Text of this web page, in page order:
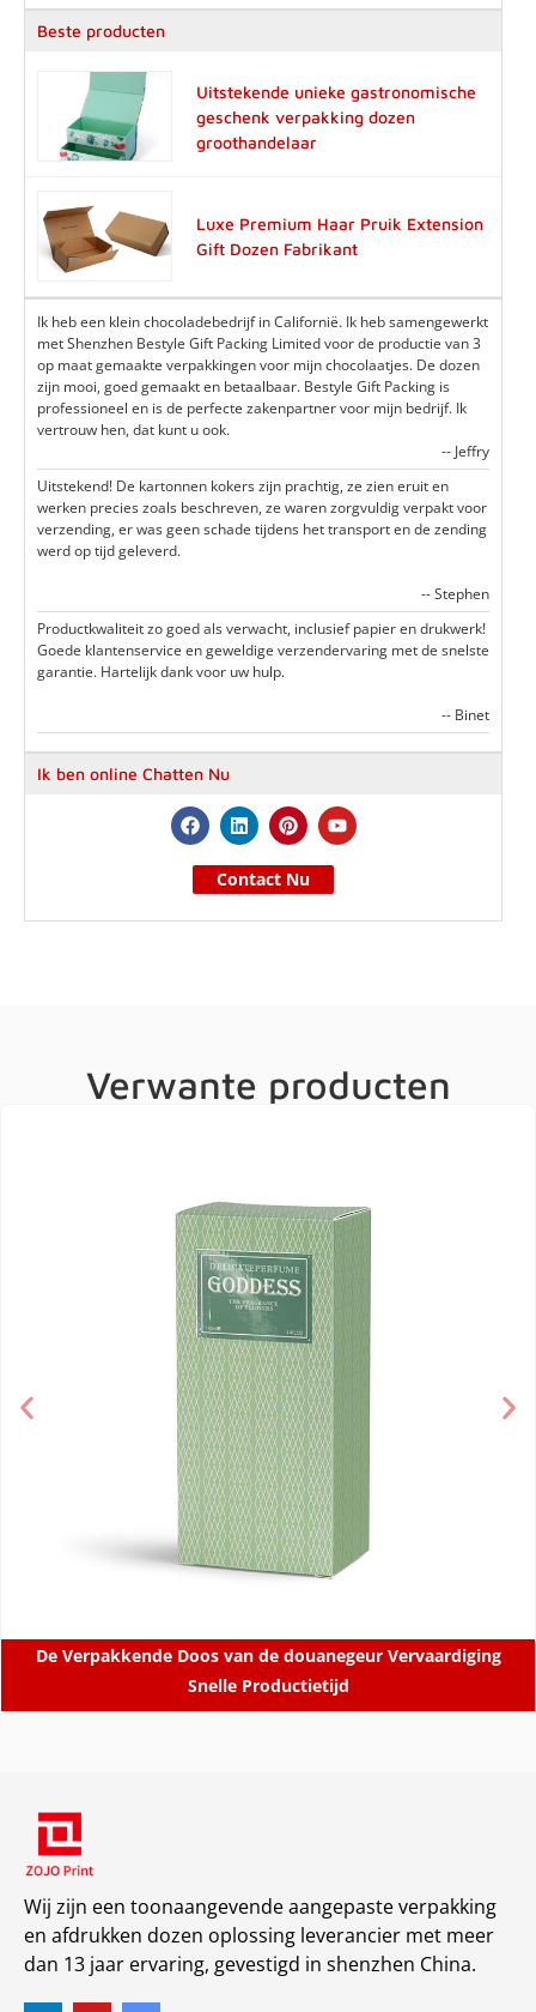
Beste producten
Uitstekende unieke gastronomische
geschenk verpakking dozen
groothandelaar
Luxe Premium Haar Pruik Extension
Gift Dozen Fabrikant
Ik heb een klein chocoladebedrijf in Californië. Ik heb samengewerkt
met Shenzhen Bestyle Gift Packing Limited voor de productie van 3
op maat gemaakte verpakkingen voor mijn chocolaatjes. De dozen
zijn mooi, goed gemaakt en betaalbaar. Bestyle Gift Packing is
professioneel en is de perfecte zakenpartner voor mijn bedrijf. Ik
vertrouw hen, dat kunt u ook.
-- Jeffry
Uitstekend! De kartonnen kokers zijn prachtig, ze zien eruit en
werken precies zoals beschreven, ze waren zorgvuldig verpakt voor
verzending, er was geen schade tijdens het transport en de zending
werd op tijd geleverd.
-- Stephen
Productkwaliteit zo goed als verwacht, inclusief papier en drukwerk!
Goede klantenservice en geweldige verzendervaring met de snelste
garantie. Hartelijk dank voor uw hulp.
-- Binet
Ik ben online Chatten Nu
Contact Nu
Verwante producten
De Verpakkende Doos van de douanegeur Vervaardiging
Snelle Productietijd
Wij zijn een toonaangevende aangepaste verpakking
en afdrukken dozen oplossing leverancier met meer
dan 13 jaar ervaring, gevestigd in shenzhen China.